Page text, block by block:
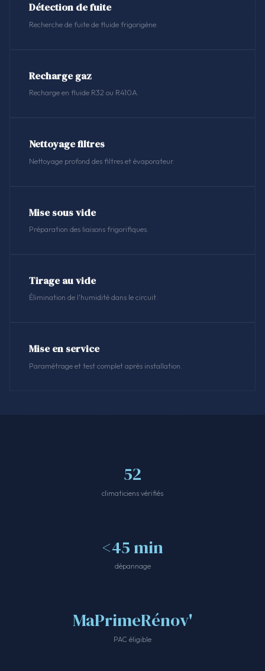
Détection de fuite
Recherche de fuite de fluide frigorigène.
Recharge gaz
Recharge en fluide R32 ou R410A.
Nettoyage filtres
Nettoyage profond des filtres et évaporateur.
Mise sous vide
Préparation des liaisons frigorifiques.
Tirage au vide
Élimination de l'humidité dans le circuit.
Mise en service
Paramétrage et test complet après installation.
52
climaticiens vérifiés
<45 min
dépannage
MaPrimeRénov'
PAC éligible